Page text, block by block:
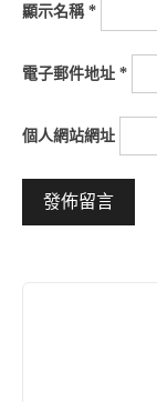
顯示名稱*
電子郵件地址 *
個人網站網址